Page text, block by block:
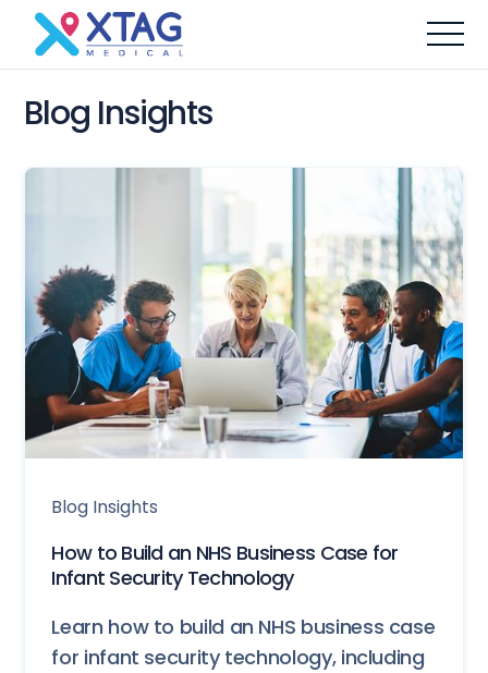
Blog Insights
Blog Insights
How to Build an NHS Business Case for
Infant Security Technology
Learn how to build an NHS business case
for infant security technology, including